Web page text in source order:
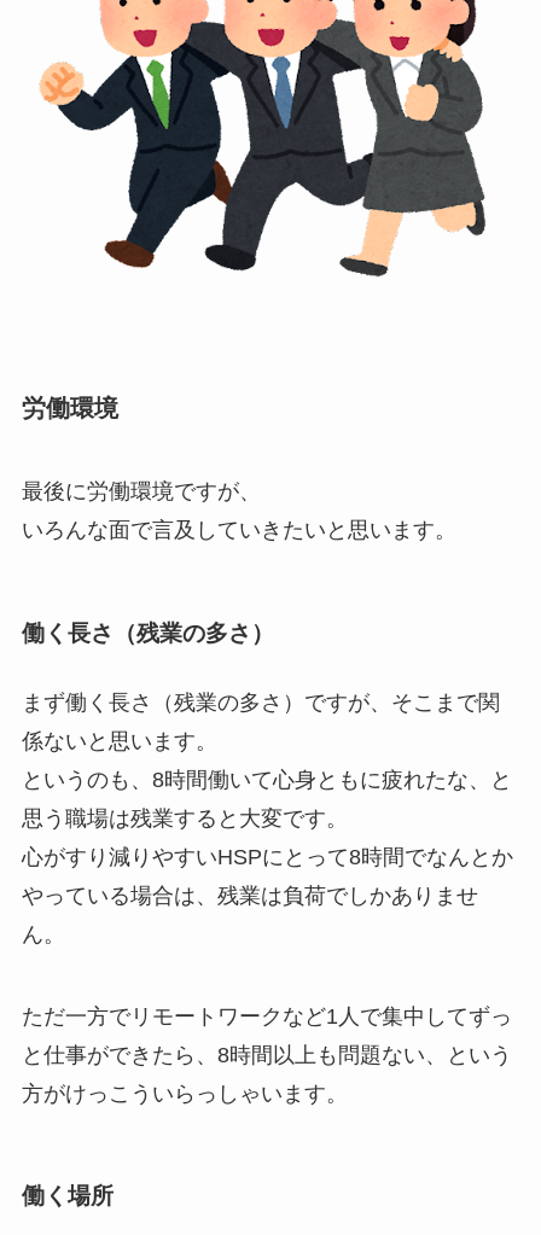
労働環境
最後に労働環境ですが、
いろんな面で言及していきたいと思います。
働く長さ（残業の多さ）
まず働く長さ（残業の多さ）ですが、そこまで関
係ないと思います。
というのも、8時間働いて心身ともに疲れたな、と
思う職場は残業すると大変です。
心がすり減りやすいHSPにとって8時間でなんとか
やっている場合は、残業は負荷でしかありませ
ん。
ただ一方でリモートワークなど1人で集中してずっ
と仕事ができたら、8時間以上も問題ない、という
方がけっこういらっしゃいます。
働く場所